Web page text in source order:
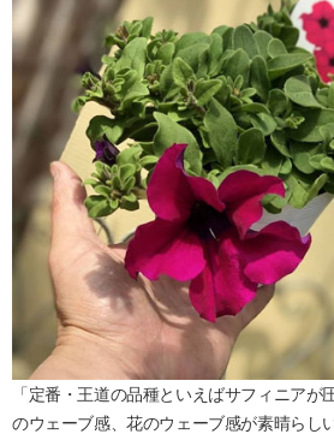
「定番・王道の品種といえばサフィニアが
のウェーブ感、花のウェーブ感が素晴らし